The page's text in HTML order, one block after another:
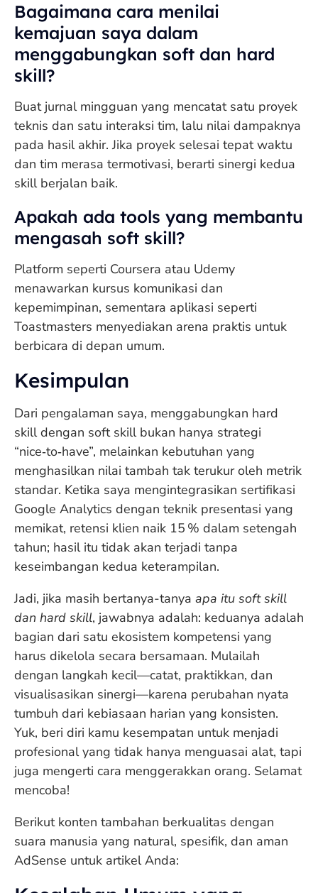
Bagaimana cara menilai
kemajuan saya dalam
menggabungkan soft dan hard
skill?
Buat jurnal mingguan yang mencatat satu proyek
teknis dan satu interaksi tim, lalu nilai dampaknya
pada hasil akhir. Jika proyek selesai tepat waktu
dan tim merasa termotivasi, berarti sinergi kedua
skill berjalan baik.
Apakah ada tools yang membantu
mengasah soft skill?
Platform seperti Coursera atau Udemy
menawarkan kursus komunikasi dan
kepemimpinan, sementara aplikasi seperti
Toastmasters menyediakan arena praktis untuk
berbicara di depan umum.
Kesimpulan
Dari pengalaman saya, menggabungkan hard
skill dengan soft skill bukan hanya strategi
“nice‑to‑have”, melainkan kebutuhan yang
menghasilkan nilai tambah tak terukur oleh metrik
standar. Ketika saya mengintegrasikan sertifikasi
Google Analytics dengan teknik presentasi yang
memikat, retensi klien naik 15 % dalam setengah
tahun; hasil itu tidak akan terjadi tanpa
keseimbangan kedua keterampilan.
Jadi, jika masih bertanya-tanya apa itu soft skill
dan hard skill, jawabnya adalah: keduanya adalah
bagian dari satu ekosistem kompetensi yang
harus dikelola secara bersamaan. Mulailah
dengan langkah kecil—catat, praktikkan, dan
visualisasikan sinergi—karena perubahan nyata
tumbuh dari kebiasaan harian yang konsisten.
Yuk, beri diri kamu kesempatan untuk menjadi
profesional yang tidak hanya menguasai alat, tapi
juga mengerti cara menggerakkan orang. Selamat
mencoba!
Berikut konten tambahan berkualitas dengan
suara manusia yang natural, spesifik, dan aman
AdSense untuk artikel Anda: